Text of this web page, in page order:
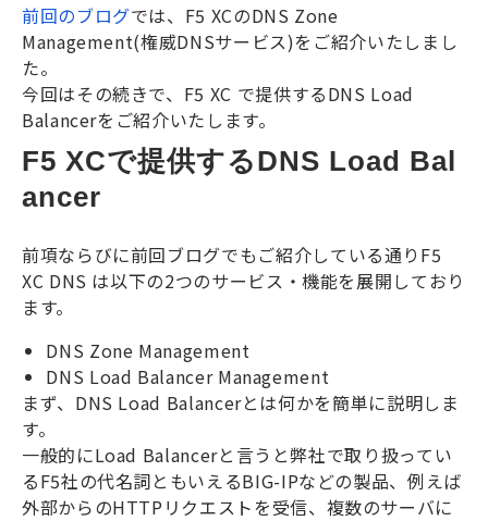
前回のブログでは、 F5 XCのDNS Zone
Management(権威DNSサービス)をご紹介いたしまし
た。
今回はその続きで、 F5 XC で提供するDNS Load
Balancerをご紹介いたします。
F5 XCで提供するDNS Load Bal
ancer
前項ならびに前回ブログでもご紹介している通り F5
XC DNS は以下の2つのサービス・機能を展開しており
ます。
DNS Zone Management
DNS Load Balancer Management
まず、 DNS Load Balancerとは何かを簡単に説明しま
す。
一般的にLoad Balancerと言うと弊社で取り扱ってい
るF5社の代名詞ともいえるBIG-IPなどの製品、例えば
外部からのHTTP リクエストを受信、複数のサーバに